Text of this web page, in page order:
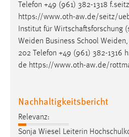
Telefon +49 (961) 382-1318
https://www.oth-aw.de/seitz/
Institut für Wirtschaftsforschung
Weiden Business School
202 Telefon +49 (961) 382-1316
de https://www.oth-aw.de/
Nachhaltigkeitsbericht
Relevanz:
Sonja Wiesel Leiterin
Name:
_fbp
Anbieter:
Facebook
Zweck:
Cookie Laufzeit:
3 Monate